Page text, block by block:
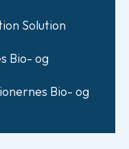
Solution
Bio- og
Bio- og